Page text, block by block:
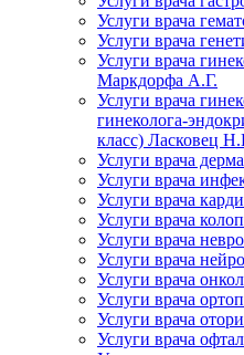
Услуги врача
Услуги врача
Услуги врача
Маркдорфа А.Г.
Услуги врача
гинеколога-
класс) Ласковец
Услуги врача
Услуги врача
Услуги врача
Услуги врача
Услуги врача
Услуги врача
Услуги врача
Услуги врача
Услуги врача
Услуги врача